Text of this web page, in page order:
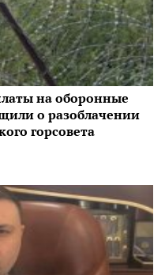
на оборонные
о разоблачении
горсовета